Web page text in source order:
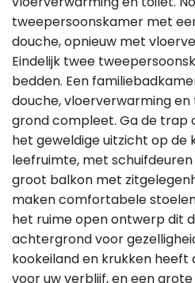
tweepersoonskamer met
douche, opnieuw met
Eindelijk twee
bedden. Een
douche, vloerverwarming
grond compleet. Ga de trap
het geweldige uitzicht op de
leefruimte, met
groot balkon met
maken comfortabele
het ruime open ontwerp dit
achtergrond voor
kookeiland en krukken heeft
voor uw verblijf, en een